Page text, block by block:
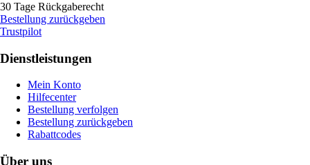
30 Tage Rückgaberecht
Bestellung zurückgeben
Trustpilot
Dienstleistungen
Mein Konto
Hilfecenter
Bestellung verfolgen
Bestellung zurückgeben
Rabattcodes
Über uns